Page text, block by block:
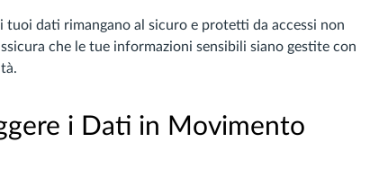
tuoi dati rimangano al sicuro e protetti da accessi non
che le tue informazioni sensibili siano gestite con
i Dati in Movimento